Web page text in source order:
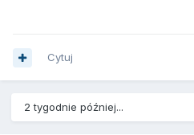
Cytuj
2 tygodnie później...